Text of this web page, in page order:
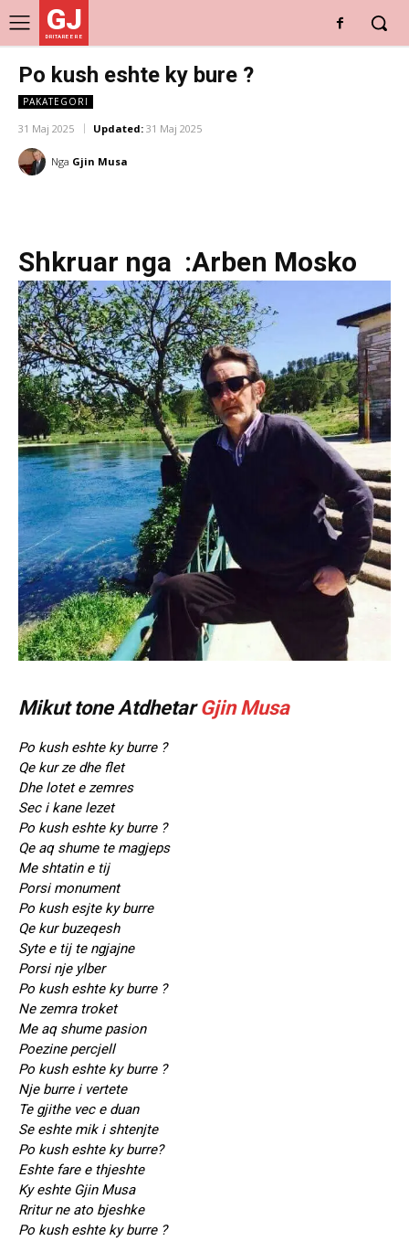
GJ
DRITARE E RE
Po kush eshte ky bure ?
PAKATEGORI
31 Maj 2025 Updated: 31 Maj 2025
Nga Gjin Musa
Shkruar nga :Arben Mosko
Mikut tone AtdhetarGjin Musa
Po kush eshte ky burre ?
Qe kur ze dhe flet
Dhe lotet e zemres
Sec i kane lezet
Po kush eshte ky burre ?
Qe aq shume te magjeps
Me shtatin e tij
Porsi monument
Po kush esjte ky burre
Qe kur buzeqesh
Syte e tij te ngjajne
Porsi nje ylber
Po kush eshte ky burre ?
Ne zemra troket
Me aq shume pasion
Poezine percjell
Po kush eshte ky burre ?
Nje burre i vertete
Te gjithe vec e duan
Se eshte mik i shtenjte
Po kush eshte ky burre?
Eshte fare e thjeshte
Ky eshte Gjin Musa
Rritur ne ato bjeshke
Po kush eshte ky burre ?